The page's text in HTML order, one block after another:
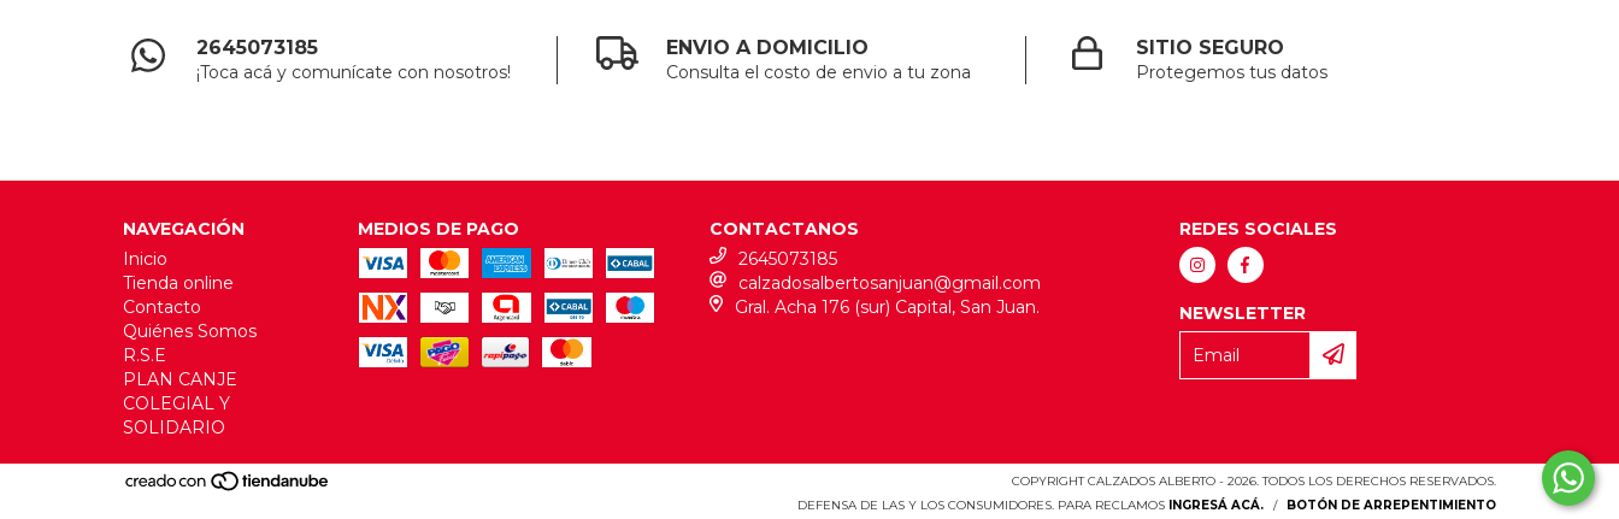
2645073185
¡Toca acá y comunícate con nosotros!
ENVIO A DOMICILIO
Consulta el costo de envio a tu zona
SITIO SEGURO
Protegemos tus datos
NAVEGACIÓN
Inicio
Tienda online
Contacto
Quiénes Somos
R.S.E
PLAN CANJE
COLEGIAL Y
SOLIDARIO
MEDIOS DE PAGO
CONTACTANOS
2645073185
calzadosalbertosanjuan@gmail.com
Gral. Acha 176 (sur) Capital, San Juan.
REDES SOCIALES
NEWSLETTER
COPYRIGHT CALZADOS ALBERTO - 2026. TODOS LOS DERECHOS RESERVADOS.
DEFENSA DE LAS Y LOS CONSUMIDORES. PARA RECLAMOS INGRESÁ ACÁ. / BOTÓN DE ARREPENTIMIENTO